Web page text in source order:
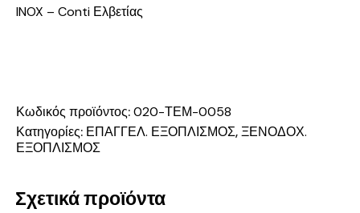
INOX – Conti Ελβετίας
Κωδικός προϊόντος:020-ΤΕΜ-0058
Κατηγορίες: ΕΠΑΓΓΕΛ. ΕΞΟΠΛΙΣΜΟΣ,ΞΕΝΟΔΟΧ.
ΕΞΟΠΛΙΣΜΟΣ
Σχετικά προϊόντα